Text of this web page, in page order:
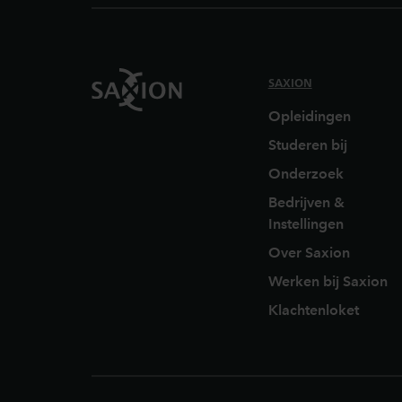
SAXION
Opleidingen
Studeren bij
Onderzoek
Bedrijven &
Instellingen
Over Saxion
Werken bij Saxion
Klachtenloket